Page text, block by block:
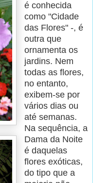
é conhecida
como "Cidade
das Flores" -, é
outra que
ornamenta os
jardins. Nem
todas as flores,
no entanto,
exibem-se por
vários dias ou
até semanas.
Na sequência, a
Dama da Noite
é daquelas
flores exóticas,
do tipo que a